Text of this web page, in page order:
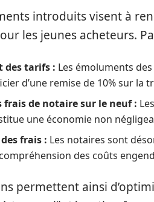
introduits visent à
les jeunes acheteurs.
des tarifs : Les émoluments
d’une remise de 10% sur la
frais de notaire sur le neuf :
une économie non
frais : Les notaires sont
des coûts
permettent ainsi